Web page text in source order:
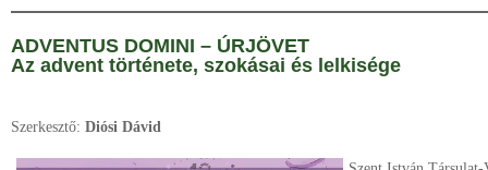
ADVENTUS DOMINI – ÚRJÖVET
Az advent története, szokásai és lelkisége
Szerkesztő: Diósi Dávid